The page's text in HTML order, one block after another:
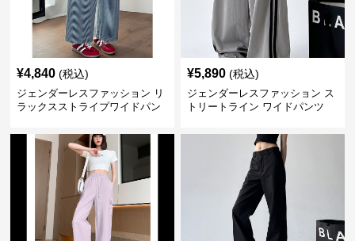
¥4,840 (税込)
ジェンダーレスファッション リ
ラックスストライプワイドパン
¥5,890 (税込)
ジェンダーレスファッション ス
トリートライン ワイドパンツ